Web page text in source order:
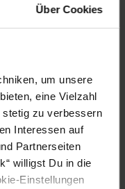
Über Cookies
um unsere
eine Vielzahl
zu verbessern
Interessen auf
Partnerseiten
willigst Du in die
Einstellungen
Zubehör